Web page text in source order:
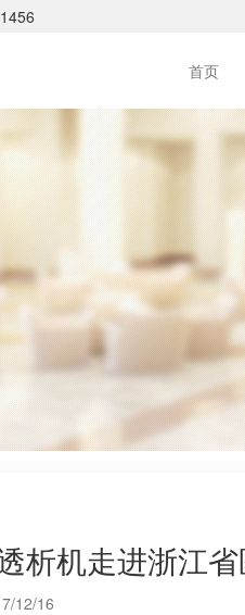
首页
析机走进浙江
12/16